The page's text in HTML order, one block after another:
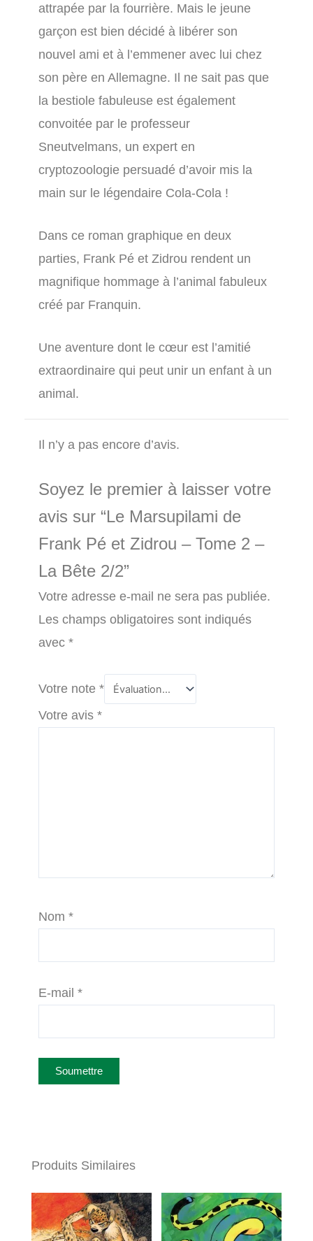
attrapée par la fourrière. Mais le jeune
garçon est bien décidé à libérer son
nouvel ami et à l’emmener avec lui chez
son père en Allemagne. Il ne sait pas que
la bestiole fabuleuse est également
convoitée par le professeur
Sneutvelmans, un expert en
cryptozoologie persuadé d’avoir mis la
main sur le légendaire Cola-Cola !
Dans ce roman graphique en deux
parties, Frank Pé et Zidrou rendent un
magnifique hommage à l’animal fabuleux
créé par Franquin.
Une aventure dont le cœur est l’amitié
extraordinaire qui peut unir un enfant à un
animal.
Il n’y a pas encore d’avis.
Soyez le premier à laisser votre
avis sur “Le Marsupilami de
Frank Pé et Zidrou – Tome 2 –
La Bête 2/2”
Votre adresse e-mail ne sera pas publiée.
Les champs obligatoires sont indiqués
avec *
Votre note *
Votre avis *
Nom *
E-mail *
Produits Similaires